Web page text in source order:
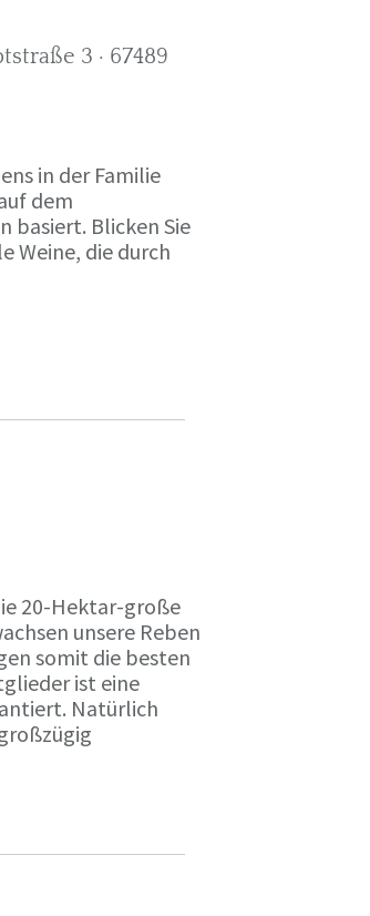
3 · 67489
in der Familie
dem
basiert. Blicken Sie
Weine, die durch
20-Hektar-große
unsere Reben
somit die besten
ist eine
Natürlich